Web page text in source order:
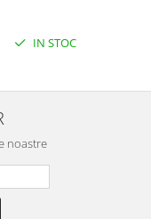
IN STOC
noastre